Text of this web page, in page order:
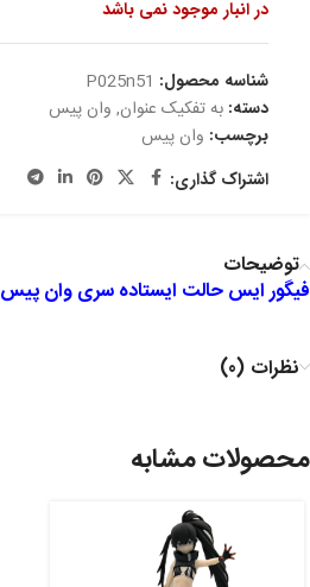
در انبار موجود نمی باشد
شناسه محصول: P025n51
دسته: به تفکیک عنوان, وان پیس
برچسب: وان پیس
اشتراک گذاری:
توضیحات
فیگور ایس حالت ایستاده سری وان پیس
نظرات (0)
محصولات مشابه